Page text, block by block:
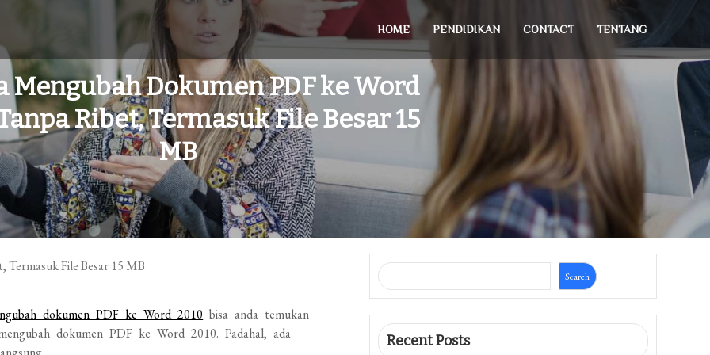
HOME PENDIDIKAN CONTACT TENTANG
Mengubah Dokumen PDF ke Word
Ribet, Termasuk File Besar 15
MB
dokumen PDF ke Word 2010 bisa anda temukan
dokumen PDF ke Word 2010. Padahal, ada
Search
Recent Posts